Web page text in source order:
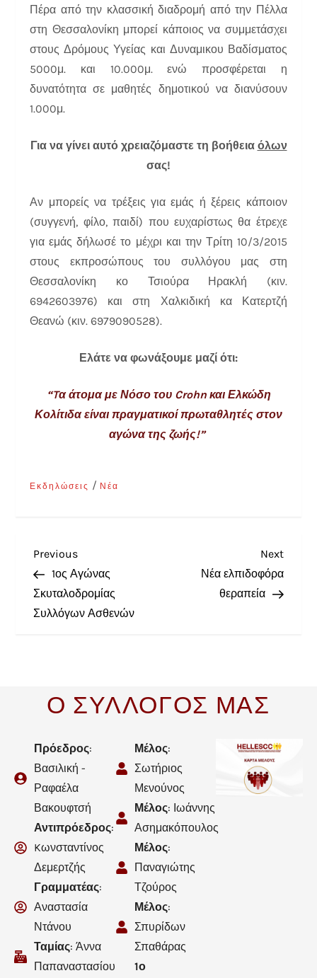
Πέρα από την κλασσική διαδρομή από την Πέλλα
στη Θεσσαλονίκη μπορεί κάποιος να συμμετάσχει
στους Δρόμους Υγείας και Δυναμικου Βαδίσματος
5000μ. και 10.000μ. ενώ προσφέρεται η
δυνατότητα σε μαθητές δημοτικού να διανύσουν
1.000μ.
Για να γίνει αυτό χρειαζόμαστε τη βοήθεια όλων
σας!
Αν μπορείς να τρέξεις για εμάς ή ξέρεις κάποιον
(συγγενή, φίλο, παιδί) που ευχαρίστως θα έτρεχε
για εμάς δήλωσέ το μέχρι και την Τρίτη 10/3/2015
στους εκπροσώπους του συλλόγου μας στη
Θεσσαλονίκη κο Τσιούρα Ηρακλή (κιν.
6942603976) και στη Χαλκιδική κα Κατερτζή
Θεανώ (κιν. 6979090528).
Ελάτε να φωνάξουμε μαζί ότι:
“Tα άτομα με Νόσο του Crohn και Ελκώδη
Κολίτιδα είναι πραγματικοί πρωταθλητές στον
αγώνα της ζωής!”
Εκδηλώσεις / Νέα
Previous
1ος Αγώνας
Σκυταλοδρομίας
Συλλόγων Ασθενών
Next
Νέα ελπιδοφόρα
θεραπεία
Ο ΣΥΛΛΟΓΟΣ ΜΑΣ
Πρόεδρος:
Βασιλική -
Ραφαέλα
Βακουφτσή
Αντιπρόεδρος:
Kωνσταντίνος
Δεμερτζής
Γραμματέας:
Αναστασία
Ντάνου
Ταμίας: Άννα
Παπαναστασίου
Μέλος:
Σωτήριος
Μενούνος
Μέλος: Ιωάννης
Ασημακόπουλος
Μέλος:
Παναγιώτης
Τζούρος
Μέλος:
Σπυρίδων
Σπαθάρας
1ο